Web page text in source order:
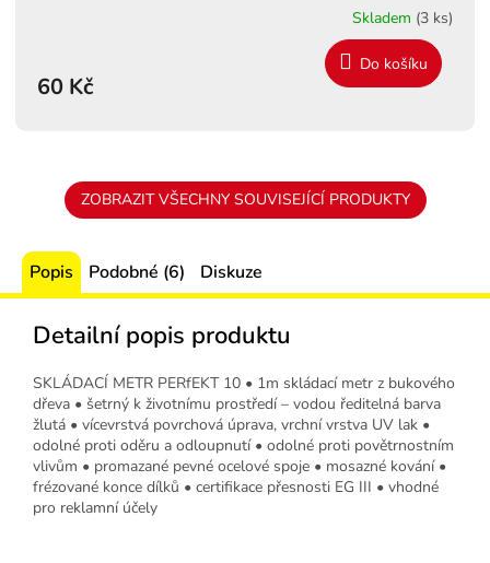
Skladem (3 ks)
60 Kč
Do košíku
ZOBRAZIT VŠECHNY SOUVISEJÍCÍ PRODUKTY
Popis Podobné (6) Diskuze
Detailní popis produktu
SKLÁDACÍ METR PERfEKT 10 • 1m skládací metr z bukového
dřeva • šetrný k životnímu prostředí – vodou ředitelná barva
žlutá • vícevrstvá povrchová úprava, vrchní vrstva UV lak •
odolné proti oděru a odloupnutí • odolné proti povětrnostním
vlivům • promazané pevné ocelové spoje • mosazné kování •
frézované konce dílků • certifikace přesnosti EG III • vhodné
pro reklamní účely